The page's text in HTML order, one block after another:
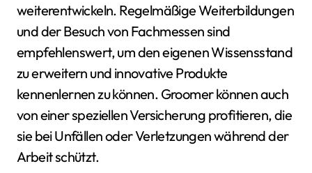
weiterentwickeln. Regelmäßige Weiterbildungen
und der Besuch von Fachmessen sind
empfehlenswert, um den eigenen Wissensstand
zu erweitern und innovative Produkte
kennenlernen zu können. Groomer können auch
von einer speziellen Versicherung profitieren, die
sie bei Unfällen oder Verletzungen während der
Arbeit schützt.